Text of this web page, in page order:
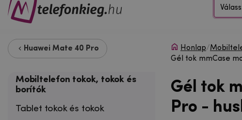
Huawei Mate 40 Pro
Mobiltelefon tokok, tokok és
borítók
Tablet tokok és tokok
Honlap/
Gél tok mmCase
Gél tok
Pro -